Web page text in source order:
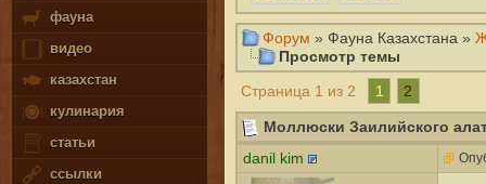
фауна
видео
казахстан
кулинария
статьи
ссылки
Форум » Фауна Казахстана »
Просмотр темы
Страница 1 из 2 1 2
Моллюски Заилийского
danil kim